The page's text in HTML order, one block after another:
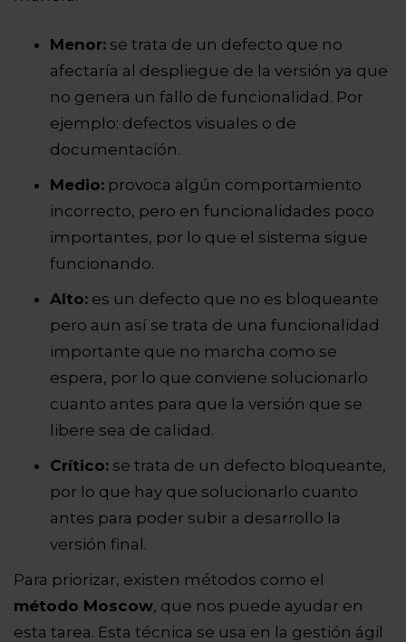
Menor: se trata de un defecto que no
afectaría al despliegue de la versión ya que
no genera un fallo de funcionalidad. Por
ejemplo: defectos visuales o de
documentación.
Medio: provoca algún comportamiento
incorrecto, pero en funcionalidades poco
importantes, por lo que el sistema sigue
funcionando.
Alto: es un defecto que no es bloqueante
pero aun así se trata de una funcionalidad
importante que no marcha como se
espera, por lo que conviene solucionarlo
cuanto antes para que la versión que se
libere sea de calidad.
Crítico: se trata de un defecto bloqueante,
por lo que hay que solucionarlo cuanto
antes para poder subir a desarrollo la
versión final.
Para priorizar, existen métodos como el
método Moscow, que nos puede ayudar en
esta tarea. Esta técnica se usa en la gestión ágil